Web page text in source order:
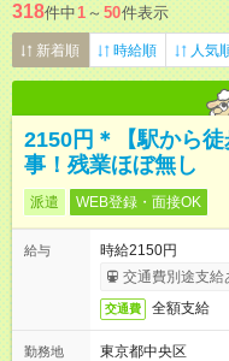
318件中1 ～ 50件表示
新着順 時給順 人気
2150円＊【駅から
事！残業ほぼ無し
派遣 WEB登録・面接OK
給与
時給2150円
交通費別途支給
交通費 全額支給
勤務地
東京都中央区